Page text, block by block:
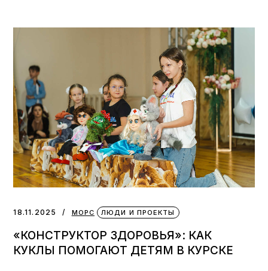
18.11.2025 МОРС ЛЮДИ И ПРОЕКТЫ
«КОНСТРУКТОР ЗДОРОВЬЯ»: КАК
КУКЛЫ ПОМОГАЮТ ДЕТЯМ В КУРСКЕ